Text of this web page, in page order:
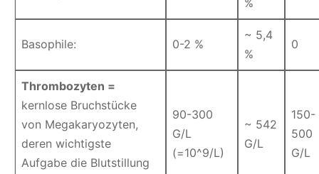
%
Basophile: 0-2 %
~ 5,4
%
0
Thrombozyten =
kernlose Bruchstücke
von Megakaryozyten,
deren wichtigste
Aufgabe die Blutstillung
90-300
G/L
(=10^9/L)
~ 542
G/L
150-
500
G/L